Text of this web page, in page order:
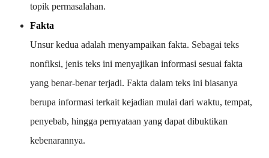
topik permasalahan.
Fakta
Unsur kedua adalah menyampaikan fakta. Sebagai teks
nonfiksi, jenis teks ini menyajikan informasi sesuai fakta
yang benar-benar terjadi. Fakta dalam teks ini biasanya
berupa informasi terkait kejadian mulai dari waktu, tempat,
penyebab, hingga pernyataan yang dapat dibuktikan
kebenarannya.